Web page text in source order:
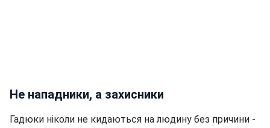
Не нападники, а захисники
Гадюки ніколи не кидаються на людину без причини -